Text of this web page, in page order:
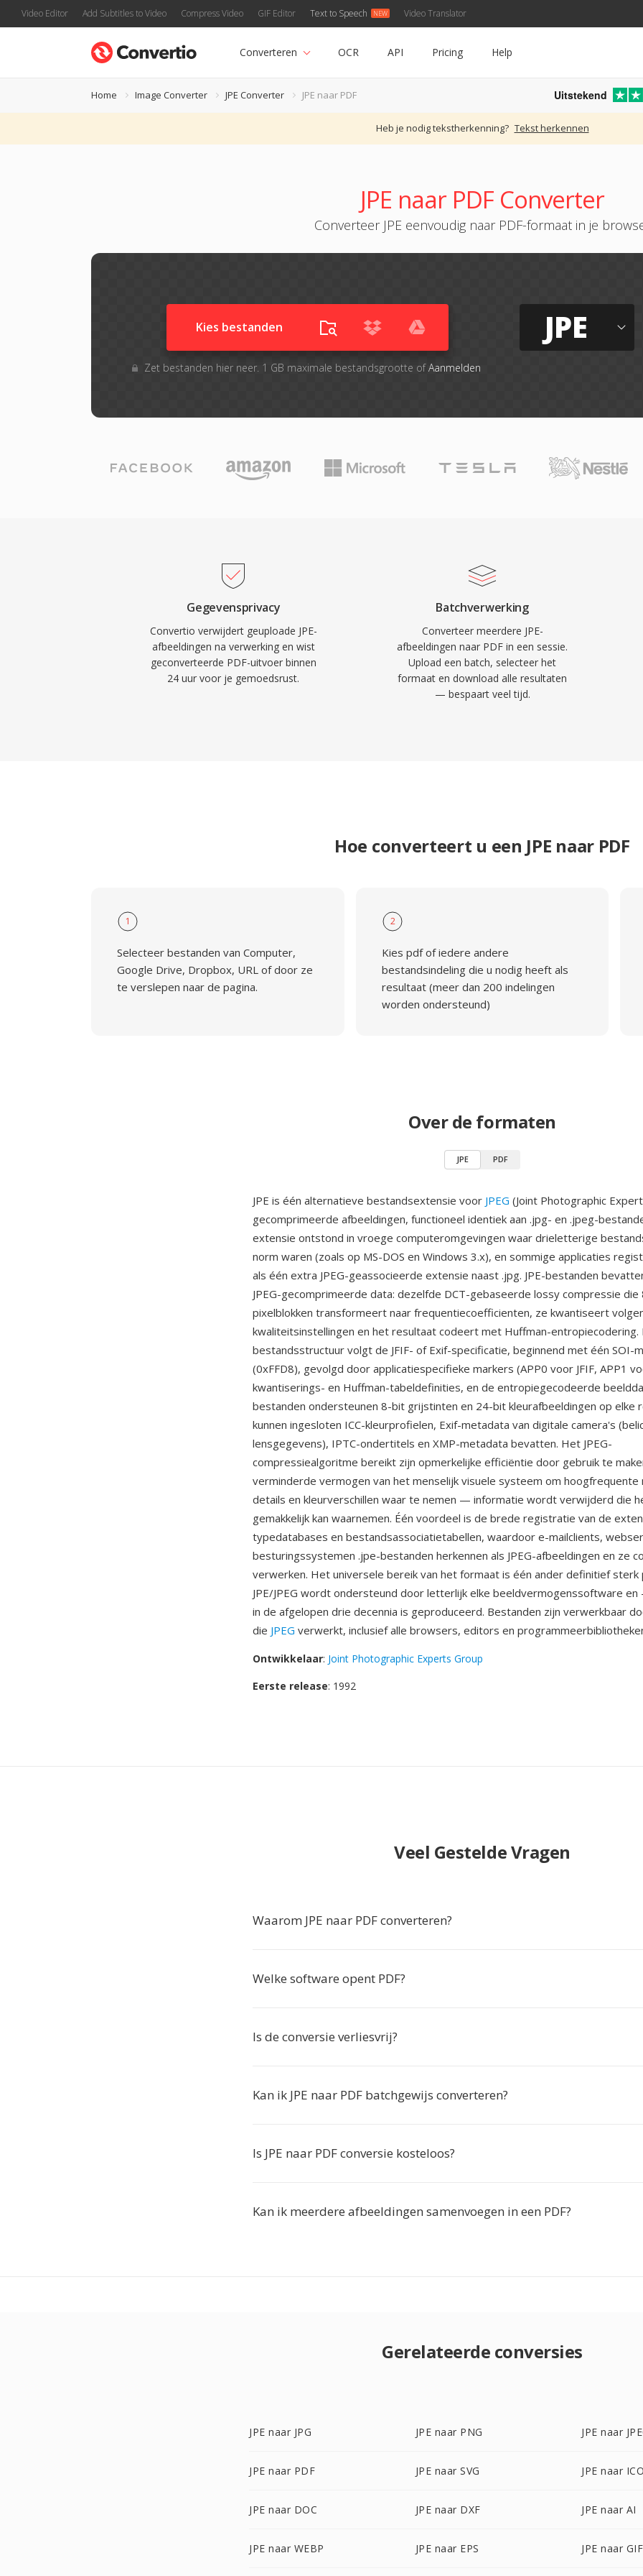
Video Editor Add Subtitles to Video Compress Video GIF Editor Text to Speech Video Translator
Converteren OCR API Pricing Help
Home Image Converter JPE Converter JPE naar PDF Uitstekend
Heb je nodig tekstherkenning? Tekst herkennen
JPE naar PDF Converter
Converteer JPE eenvoudig naar PDF-formaat in je
Kies bestanden
Zet bestanden hier neer. 1 GB maximale bestandsgrootte ofAanmelden
JPE
Gegevensprivacy
Convertio verwijdert geuploade JPE-
afbeeldingen na verwerking en wist
geconverteerde PDF-uitvoer binnen
24 uur voor je gemoedsrust.
Batchverwerking
Converteer meerdere JPE-
afbeeldingen naar PDF in een sessie.
Upload een batch, selecteer het
formaat en download alle resultaten
— bespaart veel tijd.
Hoe converteert u een JPE naar PDF
1
Selecteer bestanden van Computer,
Google Drive, Dropbox, URL of door ze
te verslepen naar de pagina.
2
Kies pdf of iedere andere
bestandsindeling die u nodig heeft als
resultaat (meer dan 200 indelingen
worden ondersteund)
Over de formaten
JPE PDF
JPE is één alternatieve bestandsextensie voor JPEG (Joint Photographic
gecomprimeerde afbeeldingen, functioneel identiek aan .jpg- en .jpeg-
extensie ontstond in vroege computeromgevingen waar drieletterige
norm waren (zoals op MS-DOS en Windows 3.x), en sommige applicaties
als één extra JPEG-geassocieerde extensie naast .jpg. JPE-bestanden
JPEG-gecomprimeerde data: dezelfde DCT-gebaseerde lossy compressie die
pixelblokken transformeert naar frequentiecoefficienten, ze kwantiseert
kwaliteitsinstellingen en het resultaat codeert met Huffman-entropiecodering.
bestandsstructuur volgt de JFIF- of Exif-specificatie, beginnend met één SOI-
(0xFFD8), gevolgd door applicatiespecifieke markers (APP0 voor JFIF, APP1
kwantiserings- en Huffman-tabeldefinities, en de entropiegecodeerde
bestanden ondersteunen 8-bit grijstinten en 24-bit kleurafbeeldingen op elke
kunnen ingesloten ICC-kleurprofielen, Exif-metadata van digitale camera's
lensgegevens), IPTC-ondertitels en XMP-metadata bevatten. Het JPEG-
compressiealgoritme bereikt zijn opmerkelijke efficiëntie door gebruik te
verminderde vermogen van het menselijk visuele systeem om hoogfrequente
details en kleurverschillen waar te nemen — informatie wordt verwijderd die
gemakkelijk kan waarnemen. Één voordeel is de brede registratie van de
typedatabases en bestandsassociatietabellen, waardoor e-mailclients,
besturingssystemen .jpe-bestanden herkennen als JPEG-afbeeldingen en ze
verwerken. Het universele bereik van het formaat is één ander definitief
JPE/JPEG wordt ondersteund door letterlijk elke beeldvermogenssoftware en
in de afgelopen drie decennia is geproduceerd. Bestanden zijn verwerkbaar
die JPEG verwerkt, inclusief alle browsers, editors en
Ontwikkelaar: Joint Photographic Experts Group
Eerste release: 1992
Veel Gestelde Vragen
Waarom JPE naar PDF converteren?
Welke software opent PDF?
Is de conversie verliesvrij?
Kan ik JPE naar PDF batchgewijs converteren?
Is JPE naar PDF conversie kosteloos?
Kan ik meerdere afbeeldingen samenvoegen in een PDF?
Gerelateerde conversies
JPE naar JPG JPE naar PNG JPE naar
JPE naar PDF JPE naar SVG JPE naar ICO
JPE naar DOC JPE naar DXF JPE naar AI
JPE naar WEBP JPE naar EPS JPE naar GIF